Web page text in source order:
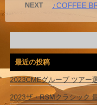
NEXT ♪COFFEE
最近の投稿
2023CMEグループ ツアー
2023ザ・RSMクラシック